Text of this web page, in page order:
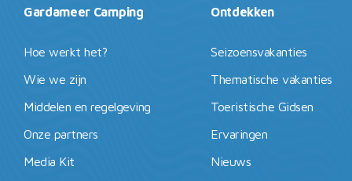
Gardameer Camping
Hoe werkt het?
Wie we zijn
Middelen en regelgeving
Onze partners
Media Kit
Ontdekken
Seizoensvakanties
Thematische vakanties
Toeristische Gidsen
Ervaringen
Nieuws